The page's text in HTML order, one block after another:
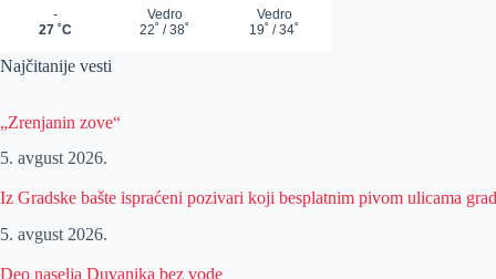
Najčitanije vesti
„Zrenjanin zove“
5. avgust 2026.
Iz Gradske bašte ispraćeni pozivari koji besplatnim pivom ulicama
5. avgust 2026.
Deo naselja Duvanika bez vode